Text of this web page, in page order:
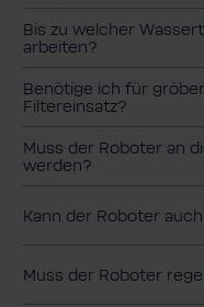
Bis zu welcher
arbeiten?
Benötige ich für
Filtereinsatz?
Muss der Roboter an
werden?
Kann der Roboter
Muss der Roboter